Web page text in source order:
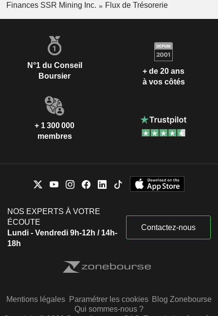
Finances SSR Mining Inc.
Flux de Trésorerie
N°1 du Conseil
Boursier
+ de 20 ans
à vos côtés
+ 1 300 000
membres
NOS EXPERTS À VOTRE
ÉCOUTE
Lundi - Vendredi 9h-12h / 14h-
18h
Contactez-nous
Mentions légales Paramétrer les cookies Blog Zonebourse
Qui sommes-nous ?